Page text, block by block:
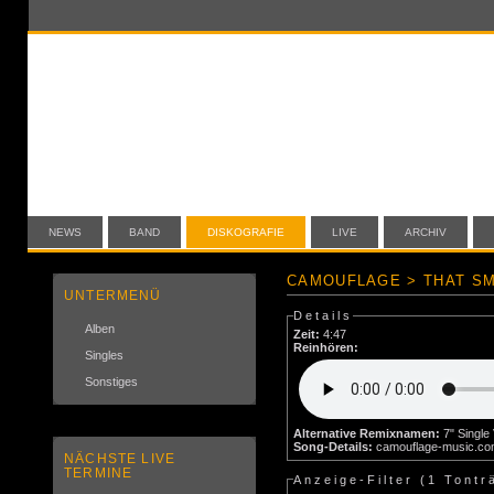
NEWS BAND DISKOGRAFIE LIVE ARCHIV
UNTERMENÜ
Alben
Singles
Sonstiges
NÄCHSTE LIVE
TERMINE
CAMOUFLAGE > THAT
Details
Zeit: 4:47
Reinhören:
Alternative Remixnamen:
Song-Details: camouflage-
Anzeige-Filter ( 1